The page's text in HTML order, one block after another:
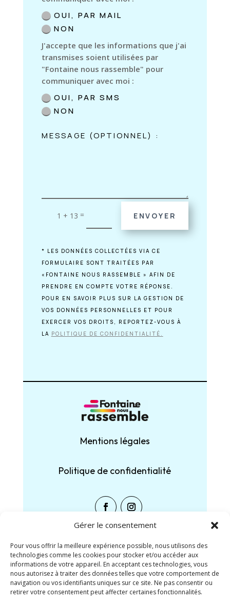
Gérer le consentement
Pour vous offrir la meilleure expérience possible, nous utilisons des
technologies comme les cookies pour stocker et/ou accéder aux
informations de votre appareil. En acceptant ces technologies, vous
nous autorisez à traiter des données telles que votre comportement de
navigation ou vos identifiants uniques sur ce site. Ne pas consentir ou
retirer votre consentement peut affecter certaines fonctionnalités.
OUI, PAR MAIL
NON
J'accepte que les informations que j'ai
transmises soient utilisées par
"Fontaine nous rassemble" pour
communiquer avec moi :
OUI, PAR SMS
NON
1 + 13 = ENVOYER
* LES DONNÉES COLLECTÉES VIA CE
FORMULAIRE SONT TRAITÉES PAR
«FONTAINE NOUS RASSEMBLE » AFIN DE
PRENDRE EN COMPTE VOTRE RÉPONSE.
POUR EN SAVOIR PLUS SUR LA GESTION DE
VOS DONNÉES PERSONNELLES ET POUR
EXERCER VOS DROITS, REPORTEZ-VOUS À
LA POLITIQUE DE CONFIDENTIALITÉ.
Mentions légales
Politique de confidentialité
Partager :
Facebook X